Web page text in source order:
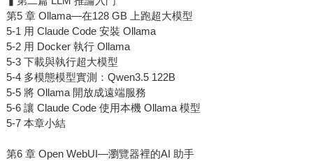
第5 章 Ollama—在128 GB 上跑超大模型
5-1 用 Claude Code 安裝 Ollama
5-2 用 Docker 執行 Ollama
5-3 下載與執行超大模型
5-4 多模態模型實測：Qwen3.5 122B
5-5 將 Ollama 開放成遠端服務
5-6 讓 Claude Code 使用本機 Ollama 模型
5-7 本章小結
第6 章 Open WebUI—瀏覽器裡的AI 助手